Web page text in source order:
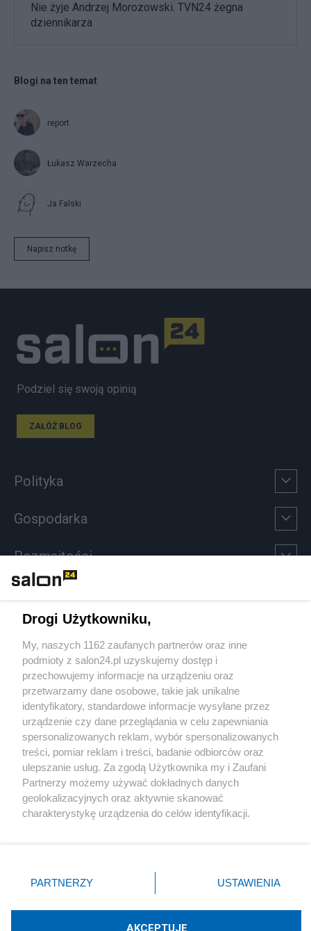
Nie żyje Andrzej Morozowski. TVN24 żegna
dziennikarza
Blogi na ten temat
report
Łukasz Warzecha
Ja Falski
Napisz notkę
Podziel się swoją opinią
ZAŁÓŻ BLOG
Polityka
Gospodarka
Rozmaitości
Sport
Społeczeństwo
Kultura
X Facebook Instagram Youtube
Drogi Użytkowniku,
My, naszych 1162 zaufanych partnerów oraz inne
podmioty z salon24.pl uzyskujemy dostęp i
przechowujemy informacje na urządzeniu oraz
przetwarzamy dane osobowe, takie jak unikalne
identyfikatory, standardowe informacje wysyłane przez
urządzenie czy dane przeglądania w celu zapewniania
spersonalizowanych reklam, wybór spersonalizowanych
treści, pomiar reklam i treści, badanie odbiorców oraz
ulepszanie usług. Za zgodą Użytkownika my i Zaufani
Partnerzy możemy używać dokładnych danych
geolokalizacyjnych oraz aktywnie skanować
charakterystykę urządzenia do celów identyfikacji.
zmienić/wycofać klikając przycisk ustawień prywatności
znajdujący się w lewym dolnym rogu strony
rodzaje przetwarzania danych nie wymagają zgody
użytkownika, ale masz prawo sprzeciwić się takiemu
PARTNERZY USTAWIENIA
AKCEPTUJĘ